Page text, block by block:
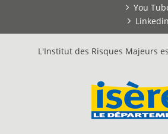
You
Linkedin
L'Institut des Risques Majeurs